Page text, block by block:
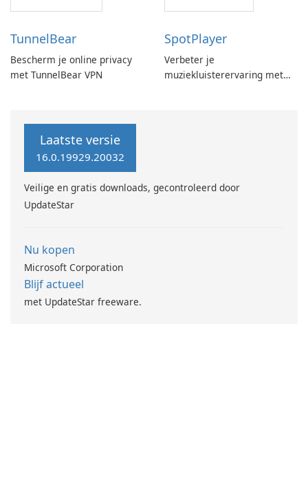
TunnelBear
Bescherm je online privacy
met TunnelBear VPN
SpotPlayer
Verbeter je
muziekluisterervaring met
Laatste versie
16.0.19929.20032
Veilige en gratis downloads, gecontroleerd door
UpdateStar
Nu kopen
Microsoft Corporation
Blijf actueel
met UpdateStar freeware.